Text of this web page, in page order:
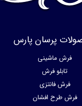
پرسان پارس
ماشینی
تابلو فرش
فانتزی
طرح افشان